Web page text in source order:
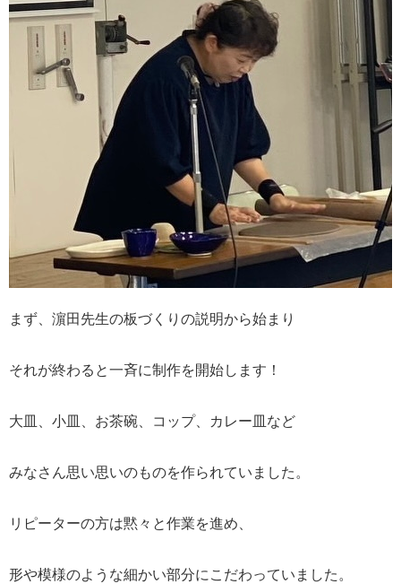
まず、濵田先生の板づくりの説明から始まり
それが終わると一斉に制作を開始します！
大皿、小皿、お茶碗、コップ、カレー皿など
みなさん思い思いのものを作られていました。
リピーターの方は黙々と作業を進め、
形や模様のような細かい部分にこだわっていました。